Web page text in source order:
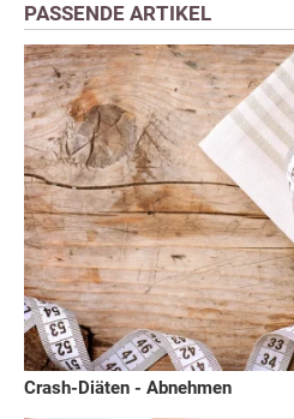
PASSENDE ARTIKEL
Crash-Diäten - Abnehmen